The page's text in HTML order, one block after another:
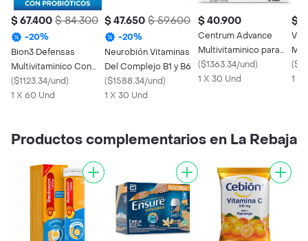
$ 67.400 $ 84.300
-20%
Bion3 Defensas
Multivitaminico Con
Minerales y
Probioticos
($1123.34/und)
1 X 60 Und
$ 47.650 $ 59.600
-20%
Neurobión Vitaminas
Del Complejo B1 y B6
($1588.34/und)
1 X 30 Und
$ 40.900
Centrum Advance
Multivitaminico para
Hombres y Mujeres
($1363.34/und)
1 X 30 Und
$
(
1 X
Productos complementarios en La Rebaja